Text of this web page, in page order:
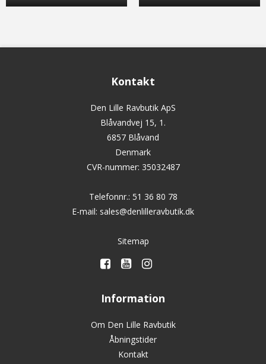
Kontakt
Den Lille Ravbutik ApS
Blåvandvej 15, 1.
6857 Blåvand
Denmark
CVR-nummer: 35032487
Telefonnr.: 51 36 80 78
E-mail: sales@denlilleravbutik.dk
Sitemap
Information
Om Den Lille Ravbutik
Åbningstider
Kontakt